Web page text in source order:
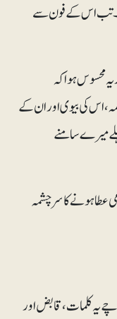
اس کے فون سے
یہ محسوس ہوا کہ
اس کی بیوی اور ان کے
میرے سامنے
عطا ہونے کا سرچشمہ
یہ کلمات، قابض اور